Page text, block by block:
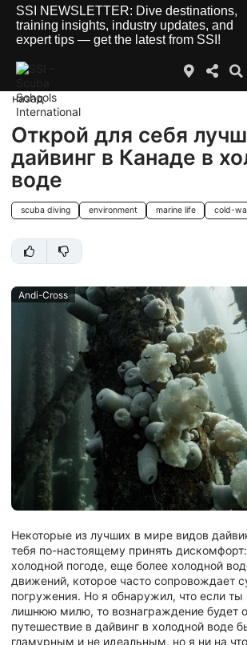
SSI NEWSLETTER: Dive destinations,
training insights, industry updates, and
expert tips — get the latest from SSI!
назад
Открой для себя
дайвинг в Канаде в
воде
scuba diving environment marine life cold-
Andi-Cross
Некоторые из лучших в мире видов
тебя по-настоящему принять
холодной погоде, еще более холодной
движений, которое часто сопровождает
погружения. Но я обнаружил, что если ты
лишнюю милю, то вознаграждение будет
путешествие в дайвинг в холодной воде
гламурным и не идеальным, но я ни на